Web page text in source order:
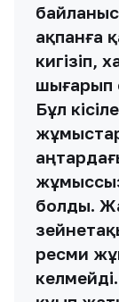
ақпанға
кигізіп,
шығарып
Бұл
болды.
ресми